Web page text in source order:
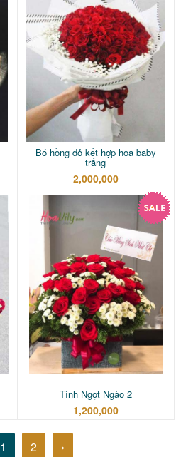
Bó hồng đỏ kết hợp hoa baby
trắng
2,000,000
Tình Ngọt Ngào 2
1,200,000
1 2 ›